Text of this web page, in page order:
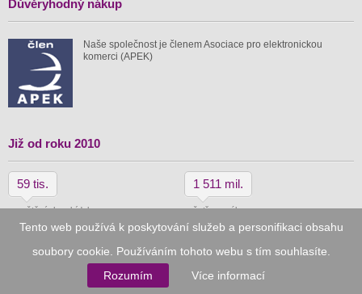
Tento web používá k poskytování služeb a personifikaci obsahu
soubory cookie. Používáním tohoto webu s tím souhlasíte.
Rozumím
Více informací
Důvěryhodný nákup
Naše společnost je členem Asociace pro elektronickou
komerci (APEK)
Již od roku 2010
59 tis.
spuštěných nabídek
1 511 mil.
ušetřeno nákupy
© 2010–2026Vykupto.cz
Podmínky užití
Zpracování osobních údajů